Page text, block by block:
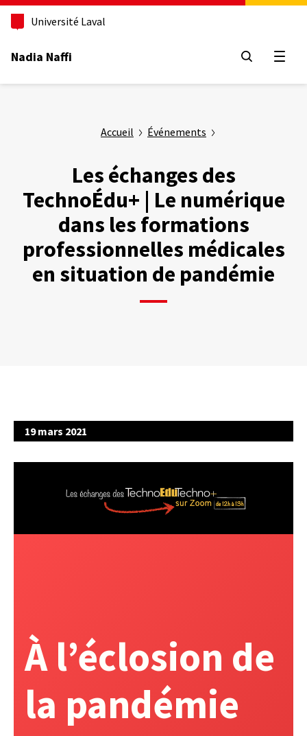
Aller
contenu
Université Laval
Nadia Naffi
Accueil Événements
Les échanges des
TechnoÉdu+ | Le numérique
dans les formations
professionnelles médicales
en situation de pandémie
19 mars 2021
À l’éclosion de
la pandémie